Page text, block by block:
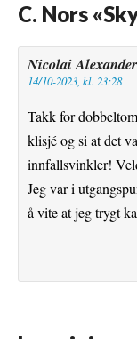
C. Nors
Nicolai
14/10-2023, kl. 23:28
Takk for
klisjé og si at det
innfallsvinkler!
Jeg var i
å vite at jeg trygt